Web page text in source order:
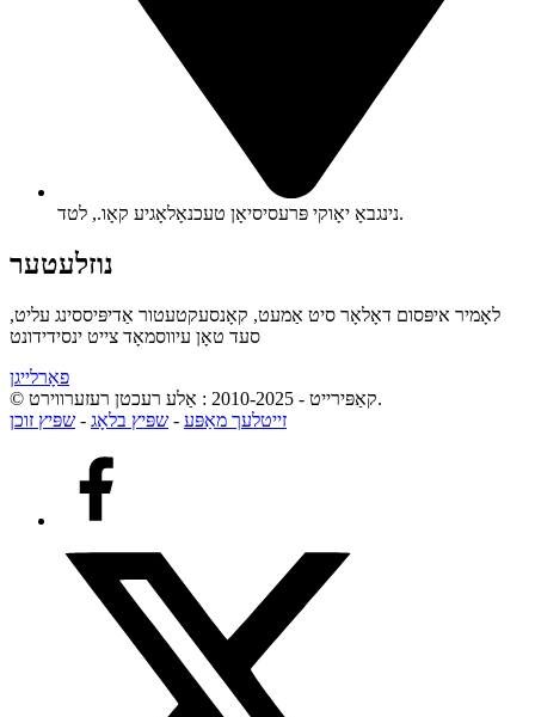
נינגבאָ יאָוקי פּרעסיסיאָן טעכנאָלאָגיע קאָו., לטד.
נוזלעטער
לאָמיר איפּסום דאָלאָר סיט אַמעט, קאָנסעקטעטור אַדיפּיססינג עליט,
סעד טאָן עיווסמאָד צייט ינסידידונט
פאָרלייגן
© קאַפּירייט - 2010-2025 : אַלע רעכטן רעזערווירט.
זייטלעך מאַפּע - שפּיץ בלאָג - שפּיץ זוכן